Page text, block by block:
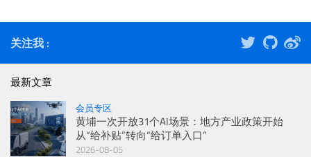
习方式的广泛讨论。 根据最近的报告，AI的投资预计将从
2021年的253.82亿美元增长到更高水平，但其潜在风险不
容忽视。本文将从教育重塑、就业冲击、专家观点以及潜在
解决方案四个方面展开深度观察，旨在提供严谨的分析框
架，帮助读者理解这一复杂议题。
关注我 :
最新文章
会员专区
黄埔一次开放31个AI场景：地方产业政策开始
从“给补贴”转向“给订单入口”
2026-08-05